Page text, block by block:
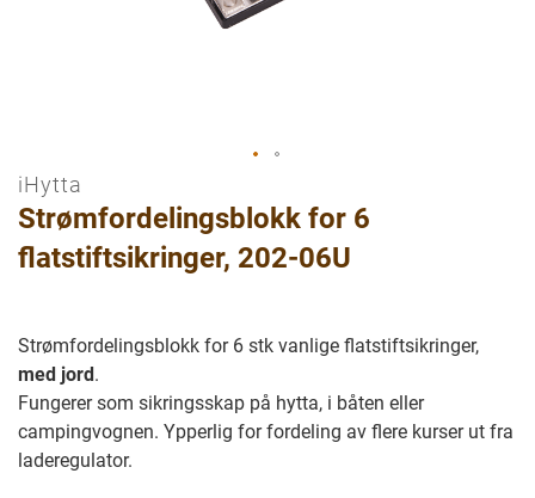
Gå
til
begynnelsen
av
iHytta
Strømfordelingsblokk for 6
flatstiftsikringer, 202-06U
Strømfordelingsblokk for 6 stk vanlige flatstiftsikringer,
med jord.
Fungerer som sikringsskap på hytta, i båten eller
campingvognen. Ypperlig for fordeling av flere kurser ut fra
laderegulator.